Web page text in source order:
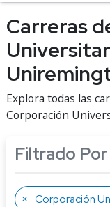
Carreras
Explora todas las
Corporación
Filtrado Por
Corporación